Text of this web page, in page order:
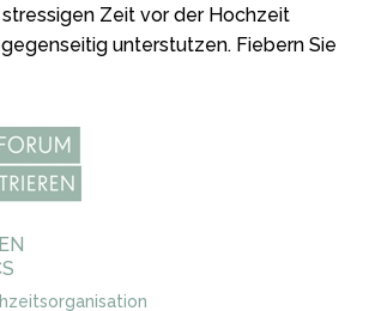
Zeit vor der Hochzeit
unterstutzen. Fiebern Sie